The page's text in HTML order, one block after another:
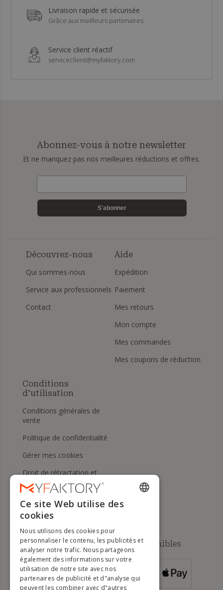
Livraison rapide et sécurisée
Grâce aux meilleurs partenaires
Service client réactif
serviceclient@myfaktory.com
Abonnez-vous à notre newsletter
Et ne manquez pas nos meilleures réductions et offres.
S'abonner
Découvrez-nous
Qui sommes-nous
Service aux professionnels
Contact
Aide
Expédition
Paiement
Mes retours
Mon compte
Mes commandes
Mes coupons de réduction
Conditions
d'utilisation
Conditions générales de
vente
Politique de confidentialité
Gérer mes cookies
Droit de rétractation et
retours
Aide
Méthodes de paiement disponibles
POUR LES
COMMANDES
SUPÉRIEURES À
ENGLISH
DUTCH
GERMAN
Ce site Web utilise des
cookies
Nous utilisons des cookies pour
personnaliser le contenu, les publicités et
analyser notre trafic. Nous partageons
également des informations sur votre
utilisation de notre site avec nos
partenaires de publicité et d"analyse qui
peuvent les combiner avec d"autres